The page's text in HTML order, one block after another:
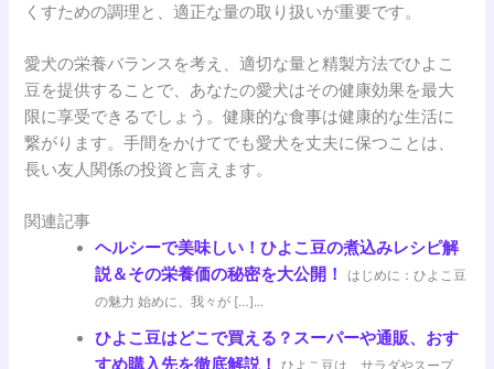
くすための調理と、適正な量の取り扱いが重要です。
愛犬の栄養バランスを考え、適切な量と精製方法でひよこ
豆を提供することで、あなたの愛犬はその健康効果を最大
限に享受できるでしょう。健康的な食事は健康的な生活に
繋がります。手間をかけてでも愛犬を丈夫に保つことは、
長い友人関係の投資と言えます。
関連記事
ヘルシーで美味しい！ひよこ豆の煮込みレシピ解
説＆その栄養価の秘密を大公開！
はじめに：ひよこ豆
の魅力 始めに、我々が […]...
ひよこ豆はどこで買える？スーパーや通販、おす
すめ購入先を徹底解説！